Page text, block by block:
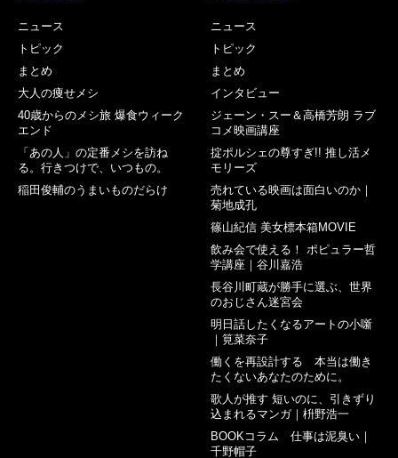
ニュース
トピック
まとめ
大人の痩せメシ
40歳からのメシ旅 爆食ウィーク
エンド
「あの人」の定番メシを訪ね
る。行きつけで、いつもの。
稲田俊輔のうまいものだらけ
ニュース
トピック
まとめ
インタビュー
ジェーン・スー＆高橋芳朗 ラブ
コメ映画講座
掟ポルシェの尊すぎ!! 推し活メ
モリーズ
売れている映画は面白いのか｜
菊地成孔
篠山紀信 美女標本箱MOVIE
飲み会で使える！ ポピュラー哲
学講座｜谷川嘉浩
長谷川町蔵が勝手に選ぶ、世界
のおじさん迷宮会
明日話したくなるアートの小噺
｜筧菜奈子
働くを再設計する 本当は働き
たくないあなたのために。
歌人が推す 短いのに、引きずり
込まれるマンガ｜枡野浩一
BOOKコラム 仕事は泥臭い｜
千野帽子